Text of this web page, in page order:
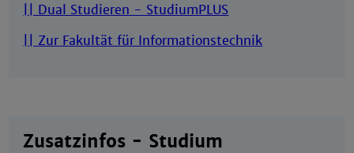
|| Dual Studieren - StudiumPLUS
|| Zur Fakultät für Informationstechnik
Zusatzinfos - Studium